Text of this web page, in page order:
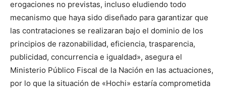
erogaciones no previstas, incluso eludiendo todo
mecanismo que haya sido diseñado para garantizar que
las contrataciones se realizaran bajo el dominio de los
principios de razonabilidad, eficiencia, trasparencia,
publicidad, concurrencia e igualdad», asegura el
Ministerio Público Fiscal de la Nación en las actuaciones,
por lo que la situación de «Hochi» estaría comprometida